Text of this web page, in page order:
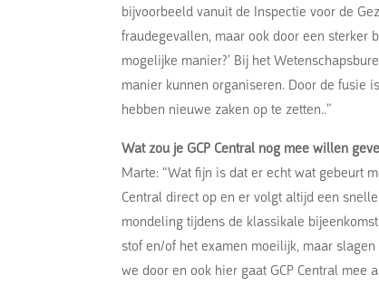
bijvoorbeeld vanuit de Inspectie voor de
fraudegevallen, maar ook door een sterker
mogelijke manier?’ Bij het
manier kunnen organiseren. Door de fusie
hebben nieuwe zaken op te zetten..”
Wat zou je GCP Central nog mee willen
Marte: “Wat fijn is dat er echt wat gebeurt
Central direct op en er volgt altijd een
mondeling tijdens de klassikale
stof en/of het examen moeilijk, maar
we door en ook hier gaat GCP Central mee